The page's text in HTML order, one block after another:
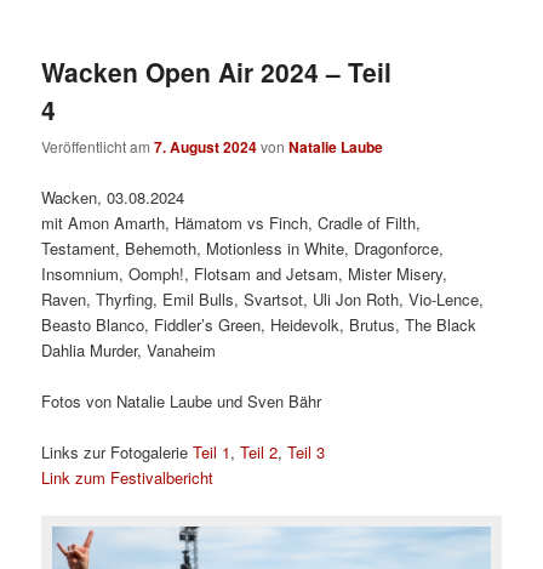
Wacken Open Air 2024 – Teil
4
Veröffentlicht am7. August 2024vonNatalie Laube
Wacken, 03.08.2024
mit Amon Amarth, Hämatom vs Finch, Cradle of Filth,
Testament, Behemoth, Motionless in White, Dragonforce,
Insomnium, Oomph!, Flotsam and Jetsam, Mister Misery,
Raven, Thyrfing, Emil Bulls, Svartsot, Uli Jon Roth, Vio-Lence,
Beasto Blanco, Fiddler’s Green, Heidevolk, Brutus, The Black
Dahlia Murder, Vanaheim
Fotos von Natalie Laube und Sven Bähr
Links zur FotogalerieTeil 1,Teil 2,Teil 3
Link zum Festivalbericht